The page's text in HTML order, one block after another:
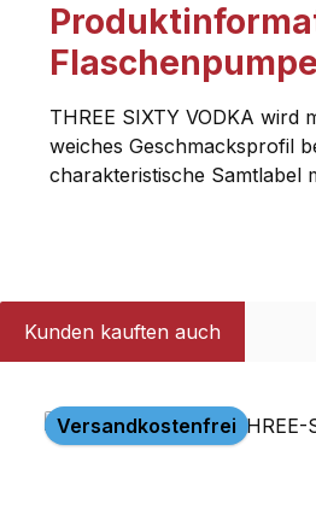
THREE SIXTY VODKA wird
weiches Geschmacksprofil
charakteristische Samtlabel
Kunden kauften auch
Versandkostenfrei